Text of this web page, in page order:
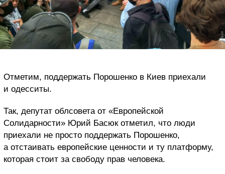
Отметим, поддержать Порошенко в Киев приехали
и одесситы.
Так, депутат облсовета от «Европейской
Солидарности» Юрий Басюк отметил, что люди
приехали не просто поддержать Порошенко,
а отстаивать европейские ценности и ту платформу,
которая стоит за свободу прав человека.